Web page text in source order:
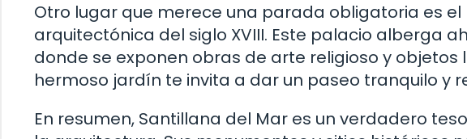
Otro lugar que merece una parada obligatoria es el
arquitectónica del siglo XVIII. Este palacio alberga
donde se exponen obras de arte religioso y objetos
hermoso jardín te invita a dar un paseo tranquilo y
En resumen, Santillana del Mar es un verdadero